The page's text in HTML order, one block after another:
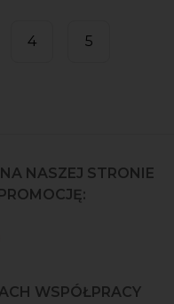
4 5
NASZEJ STRONIE
WSPÓŁPRACY